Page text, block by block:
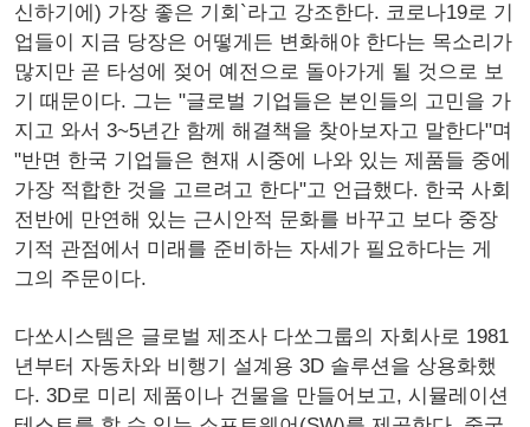
신하기에) 가장 좋은 기회`라고 강조한다. 코로나19로 기
업들이 지금 당장은 어떻게든 변화해야 한다는 목소리가
많지만 곧 타성에 젖어 예전으로 돌아가게 될 것으로 보
기 때문이다. 그는 "글로벌 기업들은 본인들의 고민을 가
지고 와서 3~5년간 함께 해결책을 찾아보자고 말한다"며
"반면 한국 기업들은 현재 시중에 나와 있는 제품들 중에
가장 적합한 것을 고르려고 한다"고 언급했다. 한국 사회
전반에 만연해 있는 근시안적 문화를 바꾸고 보다 중장
기적 관점에서 미래를 준비하는 자세가 필요하다는 게
그의 주문이다.
다쏘시스템은 글로벌 제조사 다쏘그룹의 자회사로 1981
년부터 자동차와 비행기 설계용 3D 솔루션을 상용화했
다. 3D로 미리 제품이나 건물을 만들어보고, 시뮬레이션